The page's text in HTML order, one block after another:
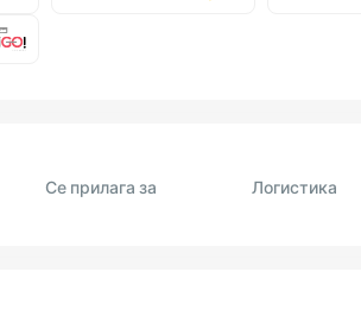
Се прилага за Логистика